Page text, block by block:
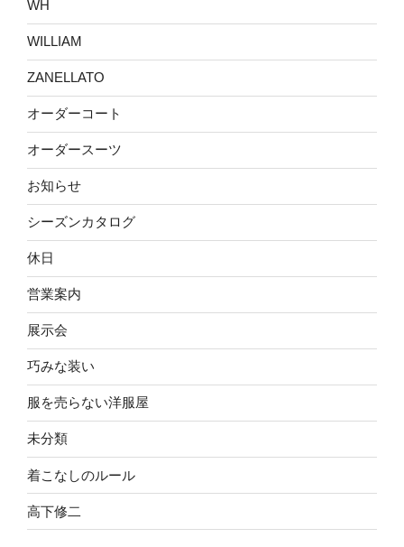
WH
WILLIAM
ZANELLATO
オーダーコート
オーダースーツ
お知らせ
シーズンカタログ
休日
営業案内
展示会
巧みな装い
服を売らない洋服屋
未分類
着こなしのルール
高下修二